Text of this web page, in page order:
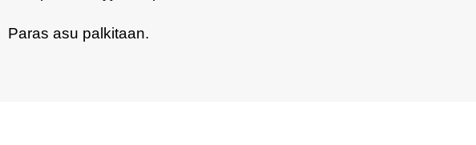
Paras asu palkitaan.